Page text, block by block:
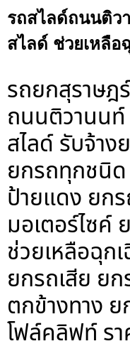
รถสไลด์ถนนติว
สไลด์ ช่วยเหลือ
รถยกสุราษฎ
ถนนติวานนท์
สไลด์ รับจ้า
ยกรถทุกชนิ
ป้ายแดง ยก
มอเตอร์ไซค์
ช่วยเหลือฉุก
ยกรถเสีย ย
ตกข้างทาง
โฟล์คลิฟท์ ร